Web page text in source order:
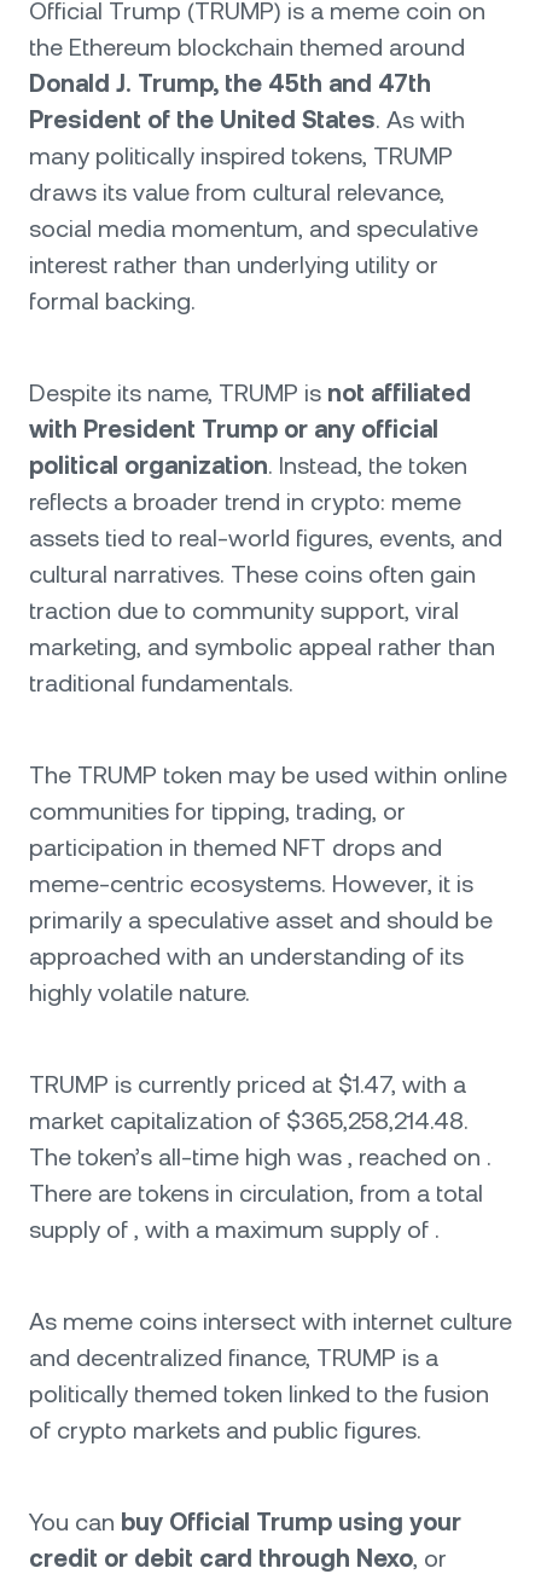
Official Trump (TRUMP) is a meme coin on
the Ethereum blockchain themed around
Donald J. Trump, the 45th and 47th
President of the United States. As with
many politically inspired tokens, TRUMP
draws its value from cultural relevance,
social media momentum, and speculative
interest rather than underlying utility or
formal backing.
Despite its name, TRUMP is not affiliated
with President Trump or any official
political organization. Instead, the token
reflects a broader trend in crypto: meme
assets tied to real-world figures, events, and
cultural narratives. These coins often gain
traction due to community support, viral
marketing, and symbolic appeal rather than
traditional fundamentals.
The TRUMP token may be used within online
communities for tipping, trading, or
participation in themed NFT drops and
meme-centric ecosystems. However, it is
primarily a speculative asset and should be
approached with an understanding of its
highly volatile nature.
TRUMP is currently priced at $1.47, with a
market capitalization of $365,258,214.48.
The token’s all-time high was , reached on .
There are tokens in circulation, from a total
supply of , with a maximum supply of .
As meme coins intersect with internet culture
and decentralized finance, TRUMP is a
politically themed token linked to the fusion
of crypto markets and public figures.
You can buy Official Trump using your
credit or debit card through Nexo, or